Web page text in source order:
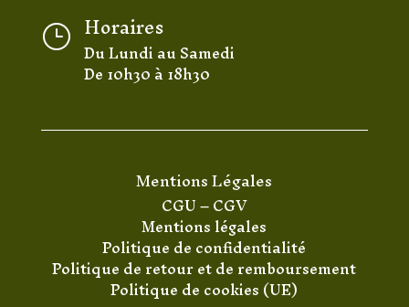
} Horaires
Du Lundi au Samedi
De 10h30 à 18h30
Mentions Légales
CGU–CGV
Mentions légales
Politique de confidentialité
Politique de retour et de remboursement
Politique de cookies (UE)